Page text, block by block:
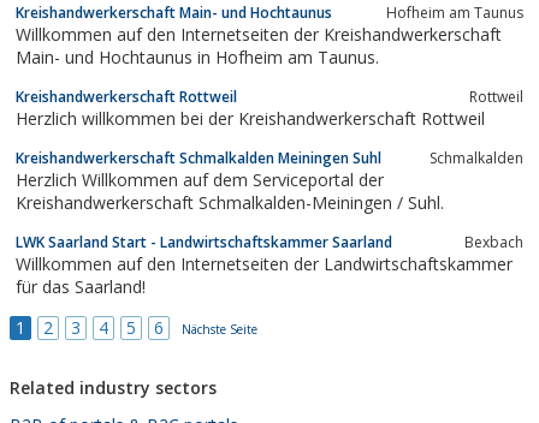
Kreishandwerkerschaft Main- und Hochtaunus Hofheim am Taunus
Willkommen auf den Internetseiten der Kreishandwerkerschaft
Main- und Hochtaunus in Hofheim am Taunus.
Kreishandwerkerschaft Rottweil Rottweil
Herzlich willkommen bei der Kreishandwerkerschaft Rottweil
Kreishandwerkerschaft Schmalkalden Meiningen Suhl Schmalkalden
Herzlich Willkommen auf dem Serviceportal der
Kreishandwerkerschaft Schmalkalden-Meiningen / Suhl.
LWK Saarland Start - Landwirtschaftskammer Saarland Bexbach
Willkommen auf den Internetseiten der Landwirtschaftskammer
für das Saarland!
1
2 3 4 5 6 Nächste Seite
Related industry sectors